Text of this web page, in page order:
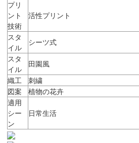
プリ
ント
技術
活性プリント
スタ
イル
シーツ式
スタ
イル
田園風
織工
刺繍
図案
植物の花卉
適用
シー
ン
日常生活